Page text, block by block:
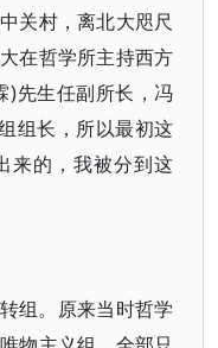
关村，离北大咫尺
在哲学所主持西方
)先生任副所长，冯
组长，所以最初这
来的，我被分到这
组。原来当时哲学